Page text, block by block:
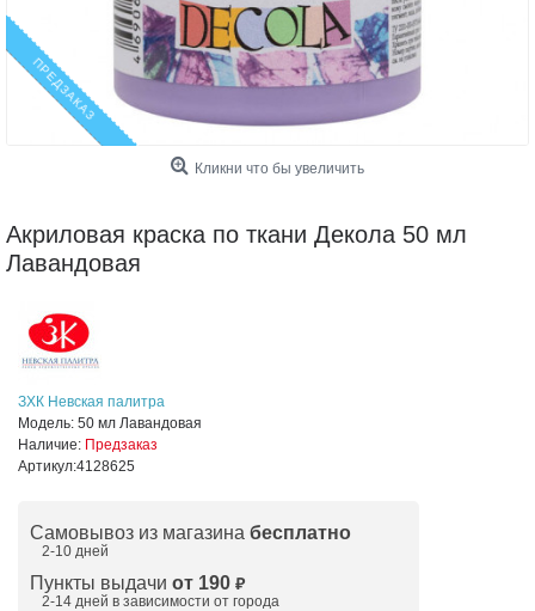
ПРЕДЗАКАЗ
Кликни что бы увеличить
Акриловая краска по ткани Декола 50 мл
Лавандовая
ЗХК Невская палитра
Модель: 50 мл Лавандовая
Наличие: Предзаказ
Артикул:4128625
Самовывоз из магазина бесплатно
2-10 дней
Пункты выдачи от 190 ₽
2-14 дней в зависимости от города